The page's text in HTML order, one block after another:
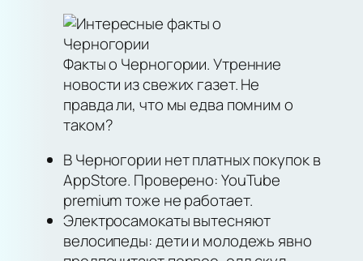
Факты о Черногории. Утренние
новости из свежих газет. Не
правда ли, что мы едва помним о
таком?
В Черногории нет платных покупок в
AppStore. Проверено: YouTube
premium тоже не работает.
Электросамокаты вытесняют
велосипеды: дети и молодежь явно